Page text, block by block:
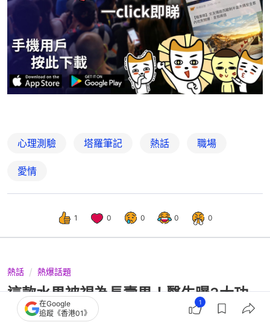
心理測驗 塔羅筆記 熱話 職場
愛情
1 0 0 0 0
熱話 熱爆話題
這款水果被視為長壽果！醫生曝3大功
能 1原因提醒每次上限吃2顆
在Google
追蹤《香港01》
1